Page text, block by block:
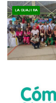
LA GUAJIRA